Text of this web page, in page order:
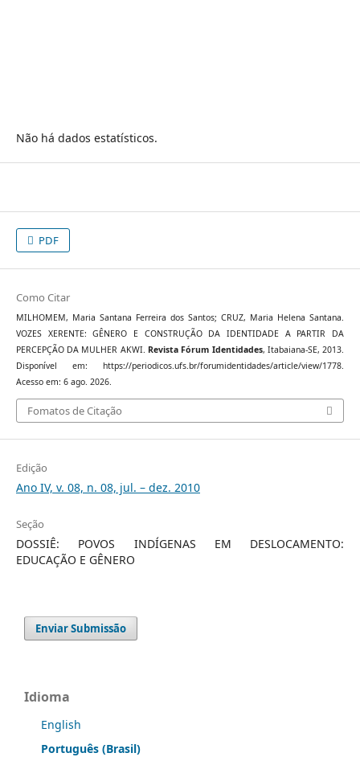
Não há dados estatísticos.
PDF
Como Citar
MILHOMEM, Maria Santana Ferreira dos Santos; CRUZ, Maria Helena Santana.
VOZES XERENTE: GÊNERO E CONSTRUÇÃO DA IDENTIDADE A PARTIR DA
PERCEPÇÃO DA MULHER AKWI. Revista Fórum Identidades, Itabaiana-SE, 2013.
Disponível em: https://periodicos.ufs.br/forumidentidades/article/view/1778.
Acesso em: 6 ago. 2026.
Fomatos de Citação
Edição
Ano IV, v. 08, n. 08, jul. – dez. 2010
Seção
DOSSIÊ: POVOS INDÍGENAS EM DESLOCAMENTO:
EDUCAÇÃO E GÊNERO
Enviar Submissão
Idioma
English
Português (Brasil)